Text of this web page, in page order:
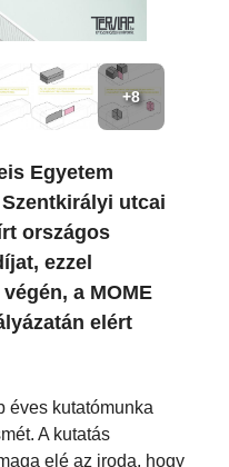
+8
Egyetem
utcai
országos
ezzel
a MOME
elért
éves kutatómunka
A kutatás
elé az iroda, hogy